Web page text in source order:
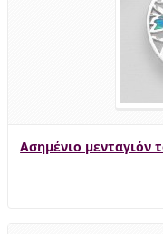
Ασημένιο μενταγιόν